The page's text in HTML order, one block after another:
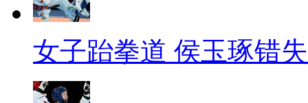
女子跆拳道 侯玉琢错